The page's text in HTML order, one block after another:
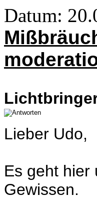
Datum:
Lieber Udo,
Es geht hier
Gewissen.